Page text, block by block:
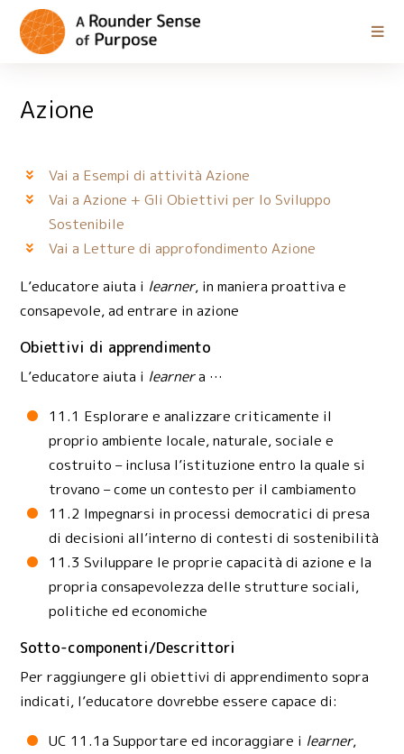
Azione
Vai a Esempi di attività Azione
Vai a Azione + Gli Obiettivi per lo Sviluppo
Sostenibile
Vai a Letture di approfondimento Azione
L’educatore aiuta i learner, in maniera proattiva e
consapevole, ad entrare in azione
Obiettivi di apprendimento
L’educatore aiuta i learnera …
11.1 Esplorare e analizzare criticamente il
proprio ambiente locale, naturale, sociale e
costruito – inclusa l’istituzione entro la quale si
trovano – come un contesto per il cambiamento
11.2 Impegnarsi in processi democratici di presa
di decisioni all’interno di contesti di sostenibilità
11.3 Sviluppare le proprie capacità di azione e la
propria consapevolezza delle strutture sociali,
politiche ed economiche
Sotto-componenti/Descrittori
Per raggiungere gli obiettivi di apprendimento sopra
indicati, l’educatore dovrebbe essere capace di:
UC 11.1a Supportare ed incoraggiare i learner,